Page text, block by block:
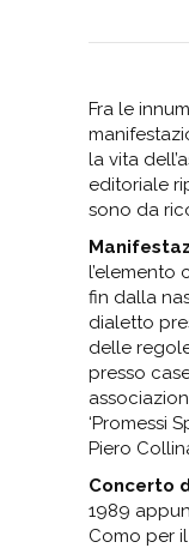
Fra le
la vita
editoriale
sono da
l’elemento
fin dalla
dialetto
delle
presso
‘Promessi
Piero
Concerto
1989
Como per